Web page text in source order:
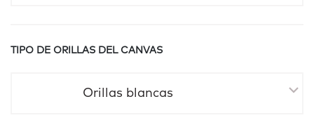
TIPO DE ORILLAS DEL CANVAS
Orillas blancas